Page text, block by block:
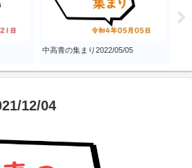
中高青の集まり2022/05/05
12/04